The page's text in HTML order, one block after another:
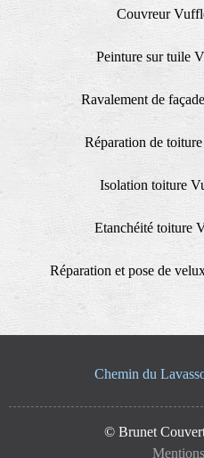
Couvreur
Peinture sur tuile
Ravalement de
Réparation de
Isolation toiture
Etanchéité toiture
Réparation et pose de
Chemin du
© Brunet